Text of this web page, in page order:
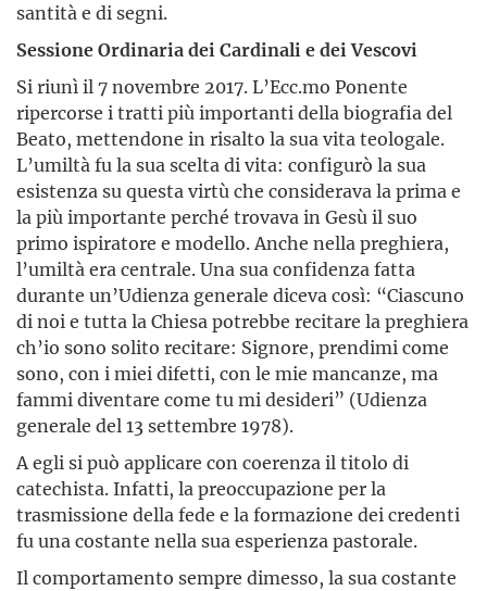
santità e di segni.
Sessione Ordinaria dei Cardinali e dei Vescovi
Si riunì il 7 novembre 2017. L’Ecc.mo Ponente
ripercorse i tratti più importanti della biografia del
Beato, mettendone in risalto la sua vita teologale.
L’umiltà fu la sua scelta di vita: configurò la sua
esistenza su questa virtù che considerava la prima e
la più importante perché trovava in Gesù il suo
primo ispiratore e modello. Anche nella preghiera,
l’umiltà era centrale. Una sua confidenza fatta
durante un’Udienza generale diceva così: “Ciascuno
di noi e tutta la Chiesa potrebbe recitare la preghiera
ch’io sono solito recitare: Signore, prendimi come
sono, con i miei difetti, con le mie mancanze, ma
fammi diventare come tu mi desideri” (Udienza
generale del 13 settembre 1978).
A egli si può applicare con coerenza il titolo di
catechista. Infatti, la preoccupazione per la
trasmissione della fede e la formazione dei credenti
fu una costante nella sua esperienza pastorale.
Il comportamento sempre dimesso, la sua costante